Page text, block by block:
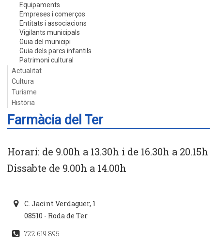
Equipaments
Empreses i comerços
Entitats i associacions
Vigilants municipals
Guia del municipi
Guia dels parcs infantils
Patrimoni cultural
Actualitat
Cultura
Turisme
Història
Farmàcia del Ter
Horari: de 9.00h a 13.30h i de 16.30h a 20.15h
Dissabte de 9.00h a 14.00h
C. Jacint Verdaguer, 1
08510 - Roda de Ter
722 619 895